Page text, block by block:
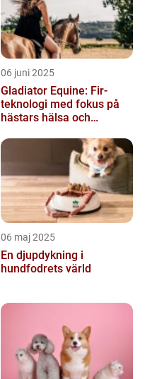
06 juni 2025
Gladiator Equine: Fir-
teknologi med fokus på
hästars hälsa och
06 maj 2025
En djupdykning i
hundfodrets värld